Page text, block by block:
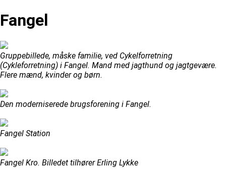
Fangel
Gruppebillede, måske familie, ved Cykelforretning
(Cykleforretning) i Fangel. Mand med jagthund og jagtgevære.
Flere mænd, kvinder og børn.
Den moderniserede brugsforening i Fangel.
Fangel Station
Fangel Kro. Billedet tilhører Erling Lykke